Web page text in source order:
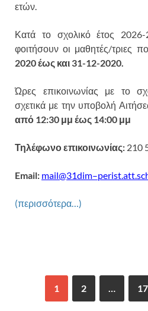
ετών.
Κατά το σχολικό έτος
φοιτήσουν οι μαθητές/τριες
2020 έως και 31-12-2020.
Ώρες επικοινωνίας με το
σχετικά με την υποβολή
από 12:30 μμ έως 14:00 μμ
Τηλέφωνο επικοινωνίας: 210
Email: mail@31dim–perist.att.
(περισσότερα…)
1 2 … 17